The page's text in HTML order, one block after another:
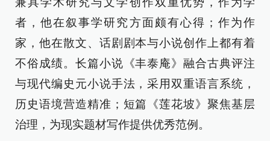
者，他在叙事学研究方面颇有心得；作为作
家，他在散文、话剧剧本与小说创作上都有着
不俗成绩。长篇小说《丰泰庵》融合古典评注
与现代编史元小说手法，采用双重语言系统，
历史语境营造精准；短篇《莲花坡》聚焦基层
治理，为现实题材写作提供优秀范例。